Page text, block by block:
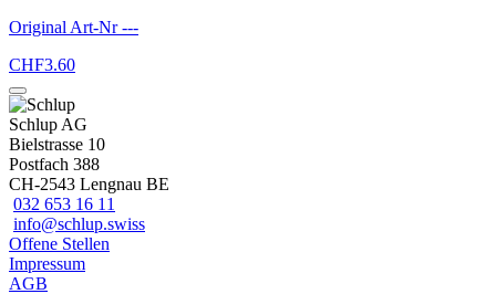
Original Art-Nr---
CHF3.60
Schlup AG
Bielstrasse 10
Postfach 388
CH-2543 Lengnau BE
032 653 16 11
info@schlup.swiss
Offene Stellen
Impressum
AGB